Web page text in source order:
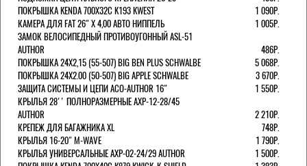
ПОКРЫШКА KENDA 700Х32С K193 KWEST
1 090Р.
КАМЕРА ДЛЯ FAT 26" X 4,00 АВТО НИППЕЛЬ
1 005Р.
ЗАМОК ВЕЛОСИПЕДНЫЙ ПРОТИВОУГОННЫЙ ASL-51
AUTHOR
486Р.
ПОКРЫШКА 24X2,15 (55-507) BIG BEN PLUS SCHWALBE
5 068Р.
ПОКРЫШКА 24X2.00 (50-507) BIG APPLE SCHWALBE
3 670Р.
ЗАЩИТА СИСТЕМЫ И ЦЕПИ ACO-AUTHOR 16"
1 550Р.
КРЫЛЬЯ 28'' ПОЛНОРАЗМЕРНЫЕ AXP-12-28/45
AUTHOR
2 210Р.
КРЕПЕЖ ДЛЯ БАГАЖНИКА XL
748Р.
КРЫЛЬЯ 16-20" M-WAVE
1 790Р.
КРЫЛЬЯ УНИВЕРСАЛЬНЫЕ AXP-02-24/29 AUTHOR
1 500Р.